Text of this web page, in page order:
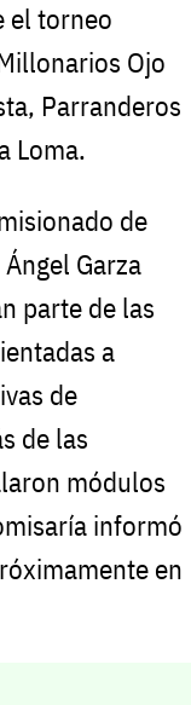
el torneo
Ojo
Parranderos
Loma.
de
Garza
parte de las
a
de
de las
módulos
informó
en